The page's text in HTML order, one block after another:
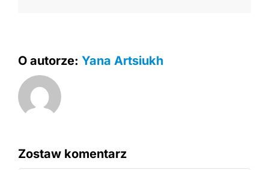
O autorze: Yana Artsiukh
Zostaw komentarz